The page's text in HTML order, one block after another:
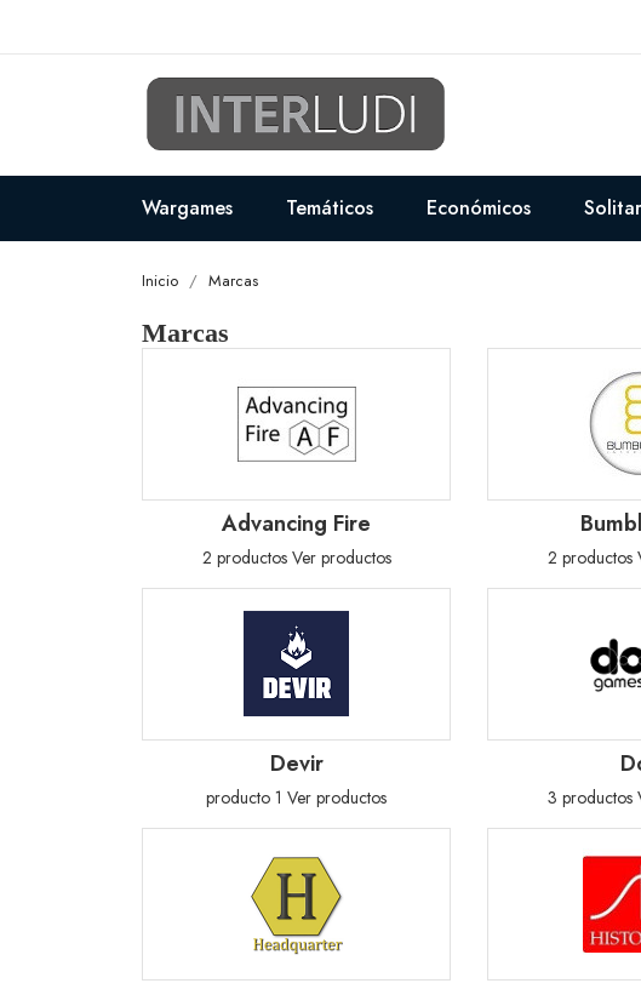
Wargames Temáticos Económicos
Inicio Marcas
Marcas
Advancing Fire
2 productos Ver productos 2 productos
Devir
producto 1 Ver productos 3 productos